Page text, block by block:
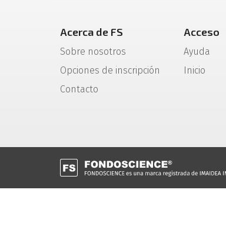
Acerca de FS
Sobre nosotros
Opciones de inscripción
Contacto
Acceso
Ayuda
Inicio